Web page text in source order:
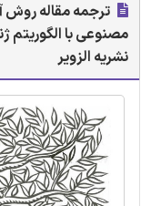
ترجمه مقاله
مصنوعی با الگوریتم
نشریه الزویر